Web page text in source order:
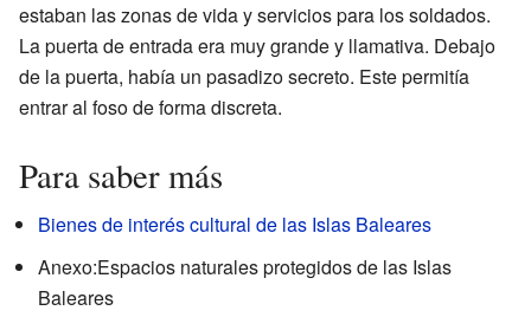
estaban las zonas de vida y servicios para los soldados.
La puerta de entrada era muy grande y llamativa. Debajo
de la puerta, había un pasadizo secreto. Este permitía
entrar al foso de forma discreta.
Para saber más
Bienes de interés cultural de las Islas Baleares
Anexo:Espacios naturales protegidos de las Islas
Baleares